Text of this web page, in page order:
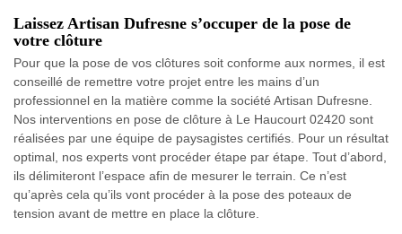
Laissez Artisan Dufresne s’occuper de la pose de
votre clôture
Pour que la pose de vos clôtures soit conforme aux normes, il est
conseillé de remettre votre projet entre les mains d’un
professionnel en la matière comme la société Artisan Dufresne.
Nos interventions en pose de clôture à Le Haucourt 02420 sont
réalisées par une équipe de paysagistes certifiés. Pour un résultat
optimal, nos experts vont procéder étape par étape. Tout d’abord,
ils délimiteront l’espace afin de mesurer le terrain. Ce n’est
qu’après cela qu’ils vont procéder à la pose des poteaux de
tension avant de mettre en place la clôture.